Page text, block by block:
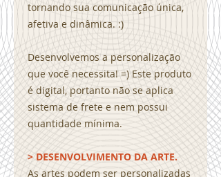
tornando sua comunicação única,
afetiva e dinâmica. :)
Desenvolvemos a personalização
que você necessita! =) Este produto
é digital, portanto não se aplica
sistema de frete e nem possui
quantidade mínima.
> DESENVOLVIMENTO DA ARTE.
As artes podem ser personalizadas